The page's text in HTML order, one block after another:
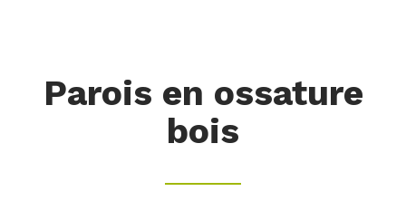
Parois en ossature
bois